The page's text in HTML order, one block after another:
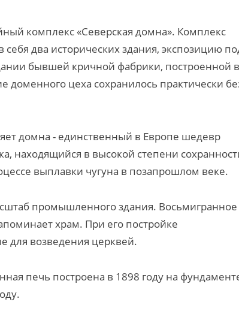
комплекс «Северская домна». Комплекс
два исторических здания, экспозицию
бывшей кричной фабрики, построенной в
доменного цеха сохранилось практически
домна - единственный в Европе шедевр
находящийся в высокой степени
выплавки чугуна в позапрошлом веке.
промышленного здания. Восьмигранное
храм. При его постройке
для возведения церквей.
печь построена в 1898 году на